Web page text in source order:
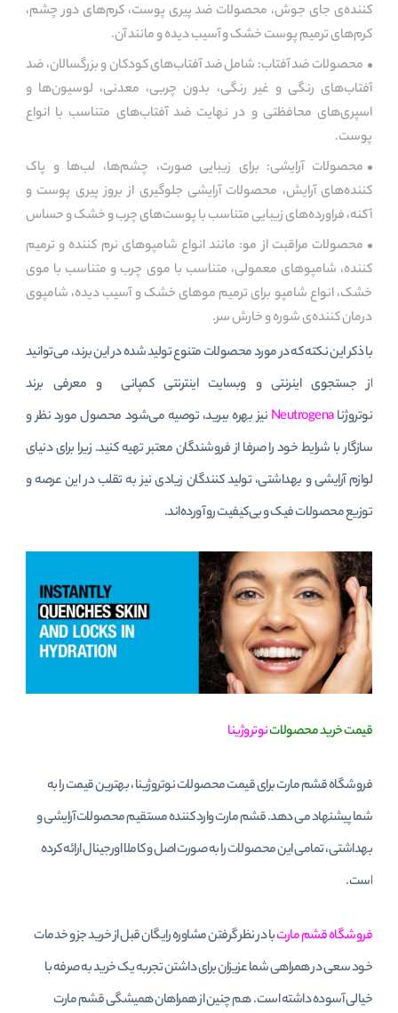
کننده‌ی جای جوش، محصولات ضد پیری پوست، کرم‌های دور چشم،
کرم‌های ترمیم پوست خشک و آسیب دیده و مانند آن.
محصولات ضد آفتاب: شامل ضد آفتاب‌های کودکان و بزرگسالان، ضد
آفتاب‌های رنگی و غیر رنگی، بدون چربی، معدنی، لوسیون‌ها و
اسپری‌های محافظتی و در نهایت ضد آفتاب‌های متناسب با انواع
پوست.
محصولات آرایشی: برای زیبایی صورت، چشم‌ها، لب‌ها و پاک
کننده‌های آرایش، محصولات آرایشی جلوگیری از بروز پیری پوست و
آکنه، فراورده‌های زیبایی متناسب با پوست‌های چرب و خشک و حساس
محصولات مراقبت از مو: مانند انواع شامپوهای نرم کننده و ترمیم
کننده، شامپوهای معمولی، متناسب با موی چرب و متناسب با موی
خشک، انواع شامپو برای ترمیم موهای خشک و آسیب دیده، شامپوی
درمان کننده‌ی شوره و خارش سر.
با ذکر این نکته که در مورد محصولات متنوع تولید شده در این برند، می‌توانید
از جستجوی اینرنتی و وبسایت اینترنتی کمپانی و معرفی برند
نوتروژناNeutrogena نیز بهره ببرید، توصیه می‌شود محصول مورد نظر و
سازگار با شرایط خود را صرفا از فروشندگان معتبر تهیه کنید. زیرا برای دنیای
لوازم آرایشی و بهداشتی، تولید کنندگان زیادی نیز به تقلب در این عرصه و
توزیع محصولات فیک و بی‌کیفیت رو آورده‌اند.
قیمت خرید محصولاتنوتروژینا
فروشگاه قشم مارت برای قیمت محصولات نوتروژینا ، بهترین قیمت را به
شما پیشنهاد می دهد. قشم مارت وارد کننده مستقیم محصولات آرایشی و
بهداشتی، تمامی این محصولات را به صورت اصل و کاملا اورجینال ارائه کرده
است.
فروشگاه قشم مارتبا در نظر گرفتن مشاوره رایگان قبل از خرید جزو خدمات
خود سعی در همراهی شما عزیزان برای داشتن تجربه یک خرید به صرفه با
خیالی آسوده داشته است. هم چنین از همراهان همیشگی قشم مارت